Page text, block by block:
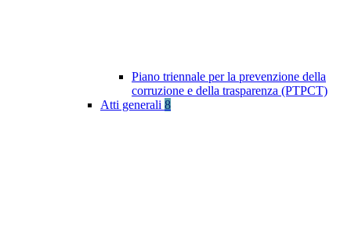
Piano triennale per la prevenzione della
corruzione e della trasparenza (PTPCT)
Atti generali 8